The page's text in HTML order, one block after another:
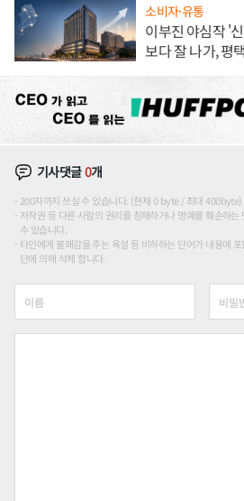
소비자·유통
이부진 야심작 '
보다 잘 나가, 평
기사댓글0개
200자까지 쓰실 수 있습니다. (현재 0 byte / 최대 400byte)
저작권 등 다른 사람의 권리를 침해하거나 명예를 훼손하
수 있습니다.
타인에게 불쾌감을 주는 욕설 등 비하하는 단어가 내용에
단에 의해 삭제 합니다.